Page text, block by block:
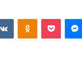
VKontakteOdnoklassniki
Pocket